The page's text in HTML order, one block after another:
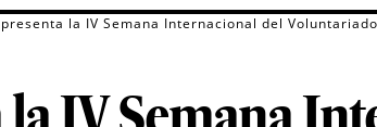
la IV Semana Internacional del